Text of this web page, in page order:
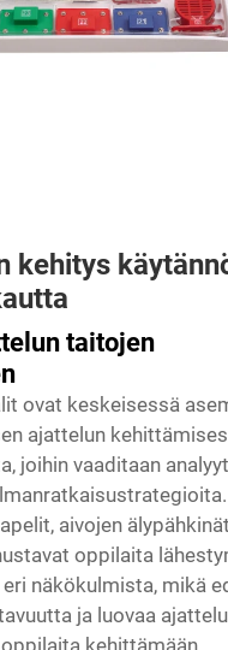
kehitys
taitojen
ovat keskeisessä
ajattelun
joihin vaaditaan
aivojen
oppilaita
näkökulmista, mikä
ja luovaa
kehittämään